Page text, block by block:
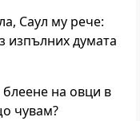
Саул му рече:
изпълних думата
на овци в
чувам?